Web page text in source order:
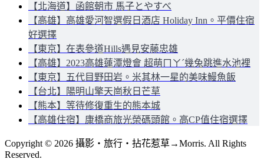
【北海道】函館朝市 馬子とやすべ
【高雄】高雄愛河智選假日酒店 Holiday Inn。平價住宿
好選擇
【東京】在表參道Hills遇見安藤忠雄
【高雄】2023高雄蓮潭燈會 超萌ㄇㄚˊ幾兔跳進水池裡
【東京】五代目野田岩。米其林一星的美味鰻魚飯
【台北】陽明山擎天崗秋日芒草
【熊本】等待修復重生的熊本城
【高雄住宿】康橋商旅光榮碼頭館。高CP值住宿選擇
Copyright © 2026 攝影‧旅行‧拈花惹草→Morris. All Rights
Reserved.